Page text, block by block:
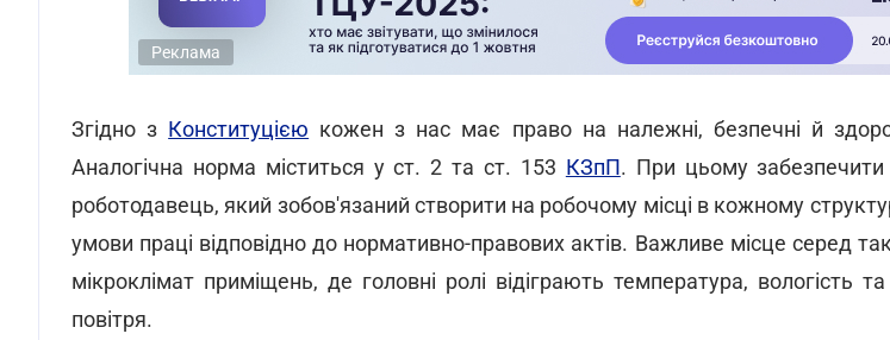
Реклама
Згідно з Конституцією кожен з нас має право на належні, безпечні й
Аналогічна норма міститься у ст. 2 та ст. 153 КЗпП. При цьому
роботодавець, який зобов'язаний створити на робочому місці в кожному
умови праці відповідно до нормативно-правових актів. Важливе місце серед
мікроклімат приміщень, де головні ролі відіграють температура, вологість
повітря.